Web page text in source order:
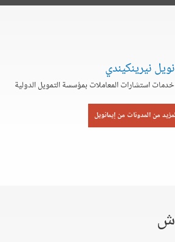
نيرينكيندي
استشارات المعاملات بمؤسسة التمويل الدولية
من المدونات من إيمانويل